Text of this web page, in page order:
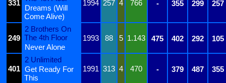
331 1994 257 4 766 - 355 299 257
Dreams (Will
Come Alive)
249
2 Brothers On
The 4th Floor
1993 88 5 1.143 475 402 292
105
Never Alone
401
2 Unlimited
1991 313 4 470 - 379 487 355
Get Ready For
This